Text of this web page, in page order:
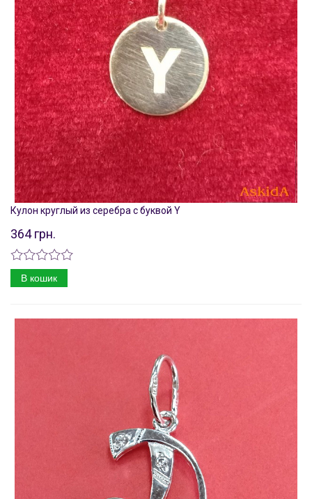
Кулон круглый из серебра с буквой Y
364 грн.
В кошик